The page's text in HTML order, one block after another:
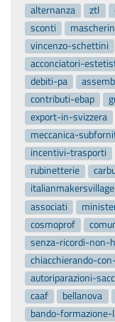
alternanza
ztl
sconti
vincenzo-schettini
acconciatori-
debiti-pa
contributi-ebap
export-in-svizzera
meccanica-
incentivi-trasporti
rubinetterie
italianmakersvillage
associati
cosmoprof
senza-ricordi-non-
chiacchierando-
autoriparazioni-
caaf
bellanova
bando-formazione-